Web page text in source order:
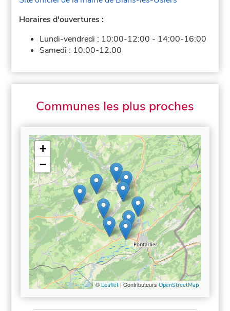
Horaires d'ouvertures :
Lundi-vendredi : 10:00-12:00 - 14:00-16:00
Samedi : 10:00-12:00
Communes les plus proches
+
−
© Leaflet| Contributeurs OpenStreetMap